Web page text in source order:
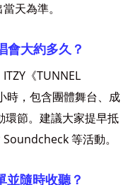
天為準。
會大約多久？
《TUNNEL
時，包含團體舞台、成
環節。建議大家提早抵
等活動。
並隨時收聽？